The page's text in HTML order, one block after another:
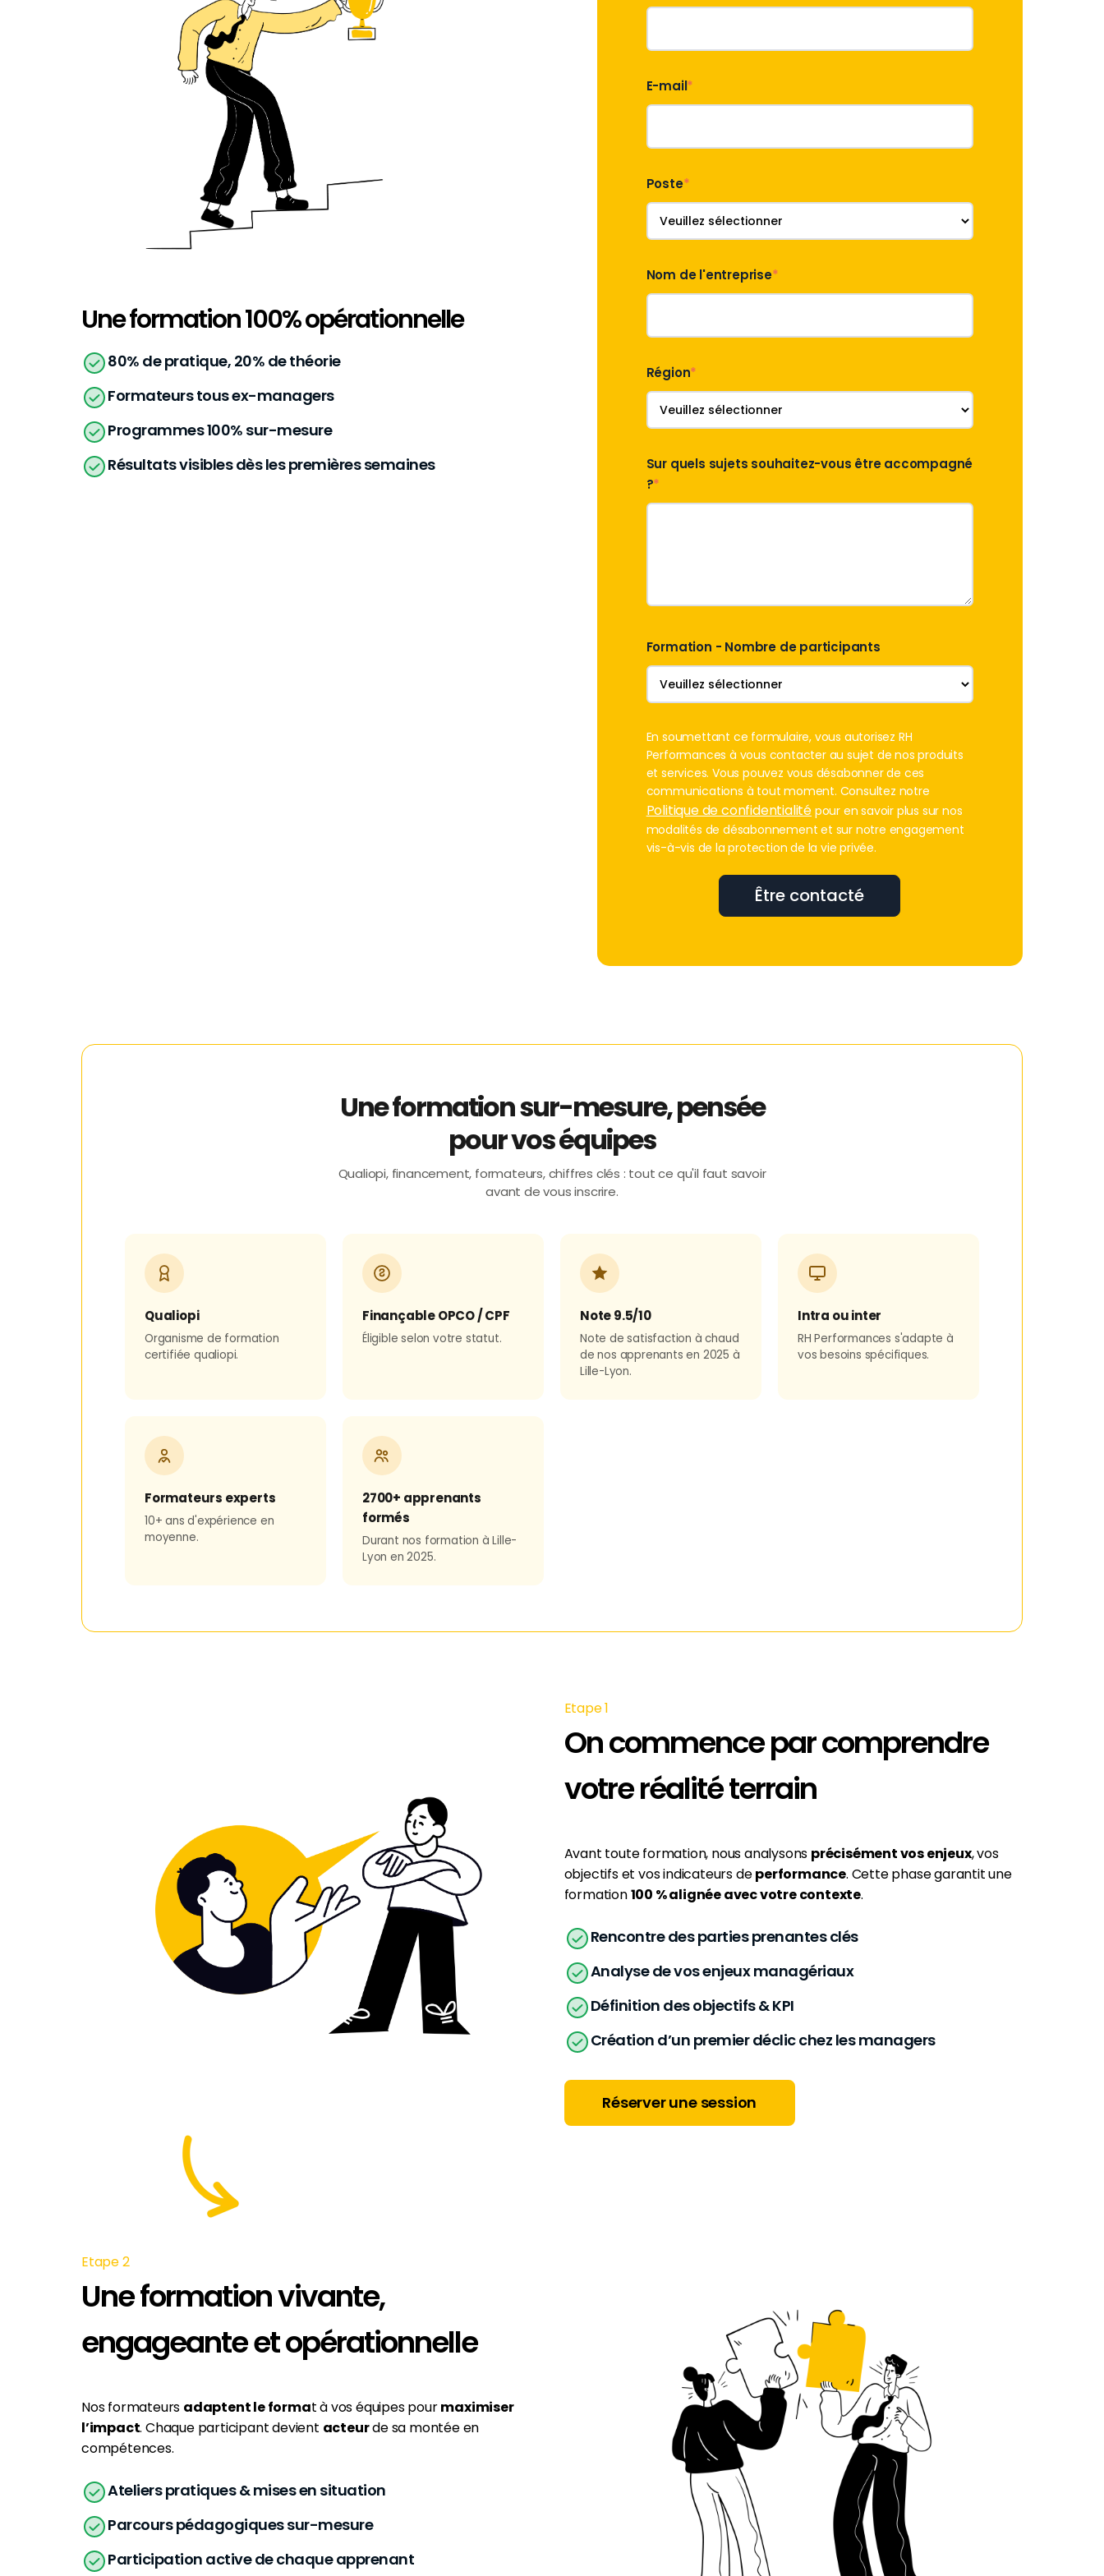
Une formation 100% opérationnelle
80% de pratique, 20% de théorie
Formateurs tous ex-managers
Programmes 100% sur-mesure
Résultats visibles dès les premières semaines
E-mail*
Poste*
Nom de l'entreprise*
Région*
Sur quels sujets souhaitez-vous être accompagné
?*
Formation - Nombre de participants
En soumettant ce formulaire, vous autorisez RH
Performances à vous contacter au sujet de nos produits
et services. Vous pouvez vous désabonner de ces
communications à tout moment. Consultez notre
Politique de confidentialité pour en savoir plus sur nos
modalités de désabonnement et sur notre engagement
vis-à-vis de la protection de la vie privée.
Une formation sur-mesure, pensée
pour vos équipes
Qualiopi, financement, formateurs, chiffres clés : tout ce qu'il faut savoir
avant de vous inscrire.
Qualiopi
Organisme de formation
certifiée qualiopi.
Finançable OPCO / CPF
Éligible selon votre statut.
Note 9.5/10
Note de satisfaction à chaud
de nos apprenants en 2025 à
Lille-Lyon.
Intra ou inter
RH Performances s'adapte à
vos besoins spécifiques.
Formateurs experts
10+ ans d'expérience en
moyenne.
2700+ apprenants
formés
Durant nos formation à Lille-
Lyon en 2025.
Etape 1
On commence par comprendre
votre réalité terrain
Avant toute formation, nous analysons précisément vos enjeux, vos
objectifs et vos indicateurs deperformance. Cette phase garantit une
formation100 % alignée avec votre contexte.
Rencontre des parties prenantes clés
Analyse de vos enjeux managériaux
Définition des objectifs & KPI
Création d’un premier déclic chez les managers
Réserver une session
Etape 2
Une formation vivante,
engageante et opérationnelle
Nos formateurs adaptent le format à vos équipes pourmaximiser
l’impact. Chaque participant devient acteurde sa montée en
compétences.
Ateliers pratiques & mises en situation
Parcours pédagogiques sur-mesure
Participation active de chaque apprenant